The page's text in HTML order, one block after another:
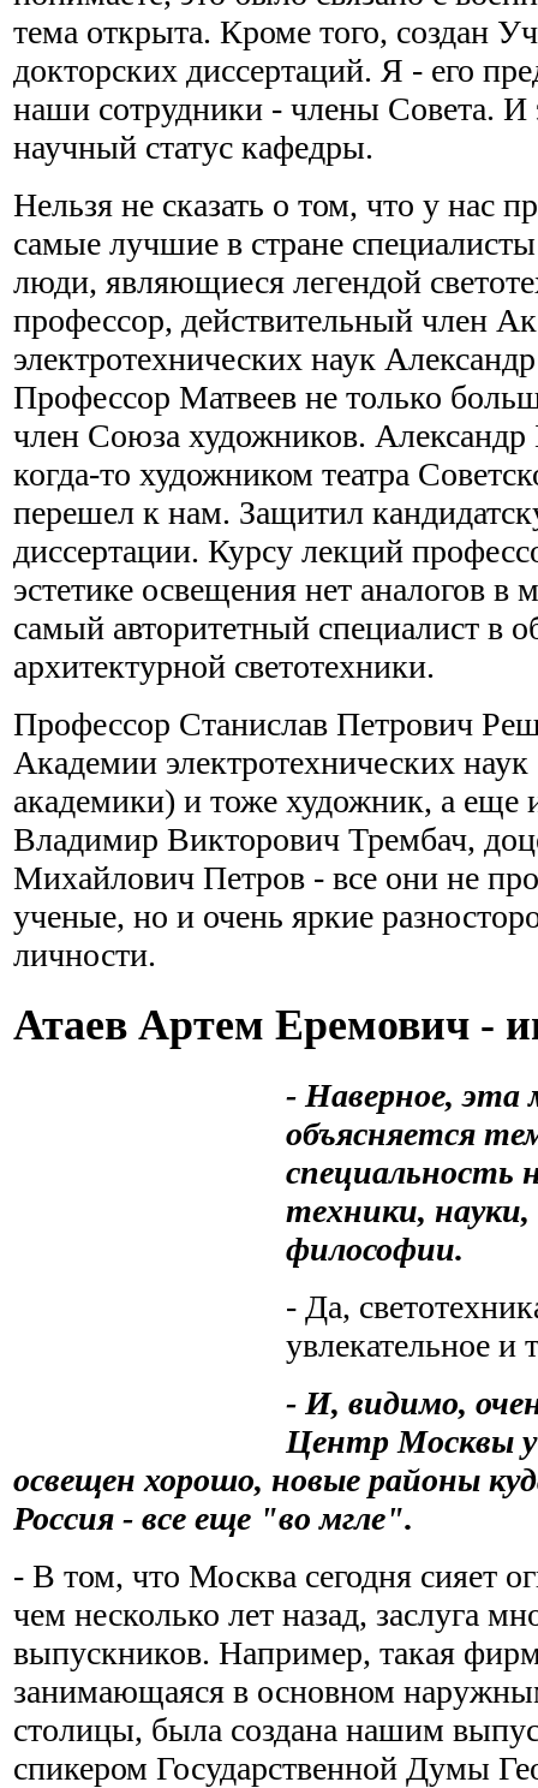
тема открыта. Кроме того, создан
докторских диссертаций. Я - его
наши сотрудники - члены Совета. И
научный статус кафедры.
Нельзя не сказать о том, что у нас
самые лучшие в стране
люди, являющиеся легендой
профессор, действительный член
электротехнических наук
Профессор Матвеев не только
член Союза художников. Александр
когда-то художником театра
перешел к нам. Защитил
диссертации. Курсу лекций
эстетике освещения нет аналогов в
самый авторитетный специалист в
архитектурной светотехники.
Профессор Станислав Петрович
Академии электротехнических наук
академики) и тоже художник, а еще
Владимир Викторович Трембач,
Михайлович Петров - все они не
ученые, но и очень яркие
личности.
Атаев Артем Еремович -
- Наверное, эта
объясняется
специальность
техники, науки,
философии.
- Да,
увлекательное и
- И, видимо,
Центр Москвы
освещен хорошо, новые районы
Россия - все еще "во мгле".
- В том, что Москва сегодня сияет
чем несколько лет назад, заслуга
выпускников. Например, такая
занимающаяся в основном
столицы, была создана нашим
спикером Государственной Думы